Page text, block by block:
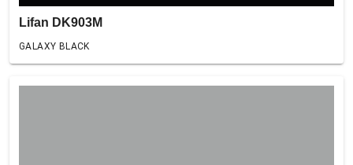
Lifan DK903M
GALAXY BLACK